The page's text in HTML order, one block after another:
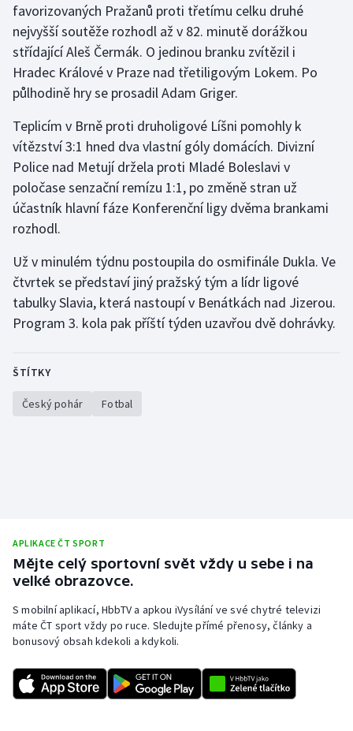
favorizovaných Pražanů proti třetímu celku druhé
nejvyšší soutěže rozhodl až v 82. minutě dorážkou
střídající Aleš Čermák. O jedinou branku zvítězil i
Hradec Králové v Praze nad třetiligovým Lokem. Po
půlhodině hry se prosadil Adam Griger.
Teplicím v Brně proti druholigové Líšni pomohly k
vítězství 3:1 hned dva vlastní góly domácích. Divizní
Police nad Metují držela proti Mladé Boleslavi v
poločase senzační remízu 1:1, po změně stran už
účastník hlavní fáze Konferenční ligy dvěma brankami
rozhodl.
Už v minulém týdnu postoupila do osmifinále Dukla. Ve
čtvrtek se představí jiný pražský tým a lídr ligové
tabulky Slavia, která nastoupí v Benátkách nad Jizerou.
Program 3. kola pak příští týden uzavřou dvě dohrávky.
ŠTÍTKY
Český pohár Fotbal
APLIKACE ČT SPORT
Mějte celý sportovní svět vždy u sebe i na
velké obrazovce.
S mobilní aplikací, HbbTV a apkou iVysílání ve své chytré televizi
máte ČT sport vždy po ruce. Sledujte přímé přenosy, články a
bonusový obsah kdekoli a kdykoli.